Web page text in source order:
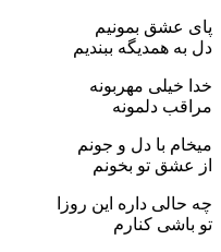
پای عشق بمونیم
دل به همدیگه ببندیم
خدا خیلی مهربونه
مراقب دلمونه
میخام با دل و جونم
از عشق تو بخونم
چه حالی داره این روزا
تو باشی کنارم